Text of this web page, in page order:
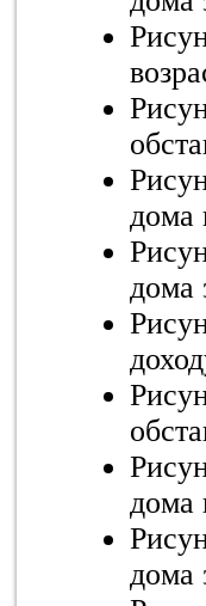
дома
дома
дома
дома